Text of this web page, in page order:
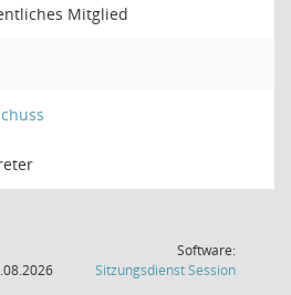
Mitglied
Software:
SitzungsdienstSession(Wird in